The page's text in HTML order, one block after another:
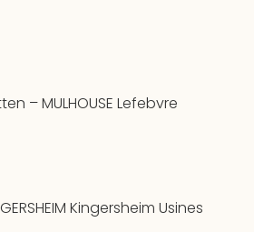
– MULHOUSE Lefebvre
Kingersheim Usines